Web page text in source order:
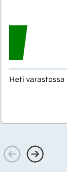
Heti varastossa